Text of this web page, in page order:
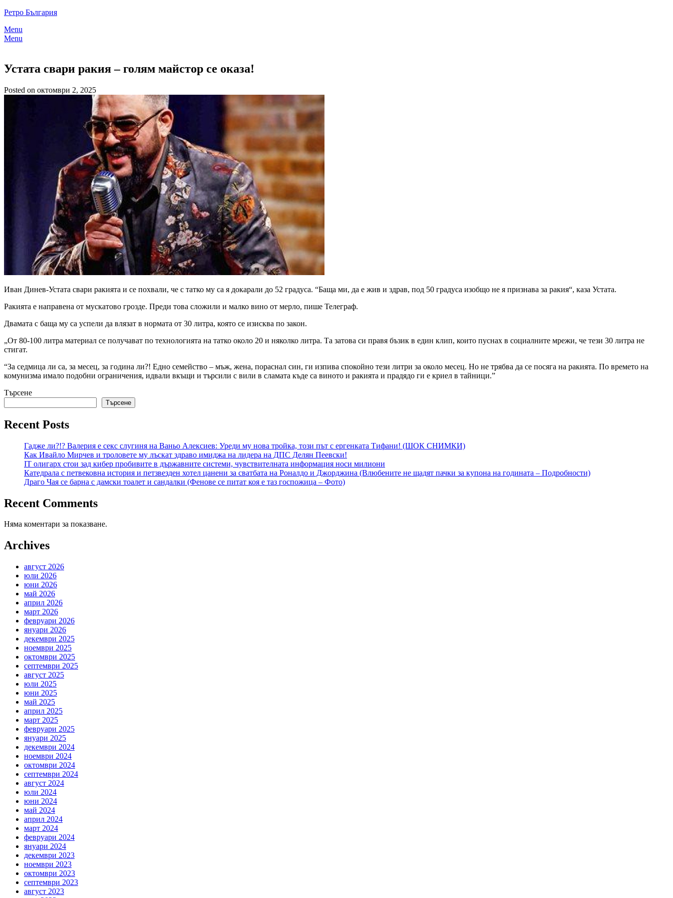
Skip
content
Ретро България
Menu
Menu
Устата свари ракия – голям майстор се оказа!
Posted on октомври 2, 2025
Иван Динев-Устата свари ракията и се похвали, че с татко му са я докарали до 52 градуса. “Баща ми, да е жив и здрав, под 50 градуса изобщо не я признава за ракия“, каза Устата.
Ракията е направена от мускатово грозде. Преди това сложили и малко вино от мерло, пише Телеграф.
Двамата с баща му са успели да влязат в нормата от 30 литра, която се изисква по закон.
„От 80-100 литра материал се получават по технологията на татко около 20 и няколко литра. Та затова си правя бъзик в един клип, които пуснах в социалните мрежи, че тези 30 литра не
стигат.
“За седмица ли са, за месец, за година ли?! Едно семейство – мъж, жена, пораснал син, ги изпива спокойно тези литри за около месец. Но не трябва да се посяга на ракията. По времето на
комунизма имало подобни ограничения, идвали вкъщи и търсили с вили в сламата къде са виното и ракията и прадядо ги е криел в тайници.”
Търсене
Търсене
Recent Posts
Гадже ли?!? Валерия е секс слугиня на Ваньо Алексиев: Уреди му нова тройка, този път с ергенката Тифани! (ШОК СНИМКИ)
Как Ивайло Мирчев и троловете му лъскат здраво имиджа на лидера на ДПС Делян Пеевски!
IT олигарх стои зад кибер пробивите в държавните системи, чувствителната информация носи милиони
Катедрала с петвековна история и петзвезден хотел цанени за сватбата на Роналдо и Джорджина (Влюбените не щадят пачки за купона на годината – Подробности)
Драго Чая се барна с дамски тоалет и сандалки (Фенове се питат коя е таз госпожица – Фото)
Recent Comments
Няма коментари за показване.
Archives
август 2026
юли 2026
юни 2026
май 2026
април 2026
март 2026
февруари 2026
януари 2026
декември 2025
ноември 2025
октомври 2025
септември 2025
август 2025
юли 2025
юни 2025
май 2025
април 2025
март 2025
февруари 2025
януари 2025
декември 2024
ноември 2024
октомври 2024
септември 2024
август 2024
юли 2024
юни 2024
май 2024
април 2024
март 2024
февруари 2024
януари 2024
декември 2023
ноември 2023
октомври 2023
септември 2023
август 2023